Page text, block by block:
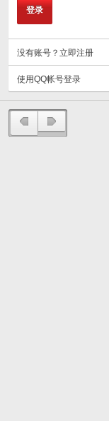
没有账号？立即注册
使用QQ帐号登录